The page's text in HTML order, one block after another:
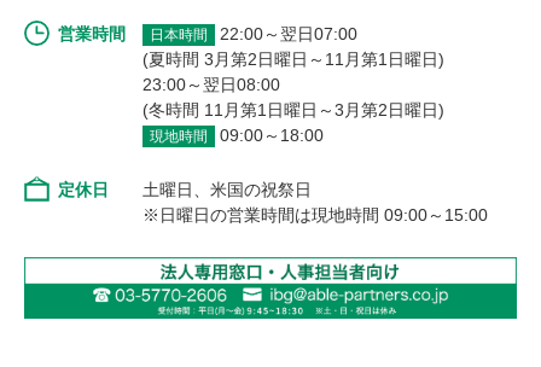
営業時間 日本時間
22:00～翌日07:00
(夏時間 3月第2日曜日～11月第1日曜日)
23:00～翌日08:00
(冬時間 11月第1日曜日～3月第2日曜日)
現地時間 09:00～18:00
定休日
土曜日、米国の祝祭日
※日曜日の営業時間は現地時間 09:00～15:00